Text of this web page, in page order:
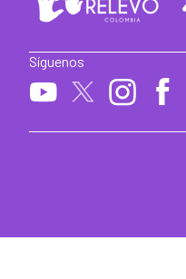
Síguenos